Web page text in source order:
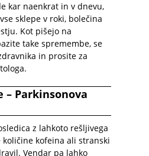
kar naenkrat in v dnevu,
sklepe v roki, bolečina
Kot pišejo na
take spremembe, se
in prosite za
– Parkinsonova
z lahkoto rešljivega
kofeina ali stranski
Vendar pa lahko